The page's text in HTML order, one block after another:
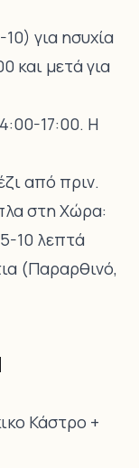
για ησυχία
και μετά για
17:00. Η
από πριν.
στη Χώρα:
10 λεπτά
(Παραρθινό,
Κάστρο +